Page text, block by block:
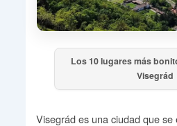
Los 10 lugares más
Visegrád
Visegrád es una ciudad que